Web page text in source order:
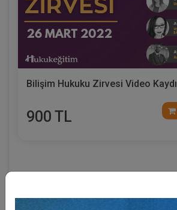
Bilişim Hukuku Zirvesi Video Kaydı
900 TL